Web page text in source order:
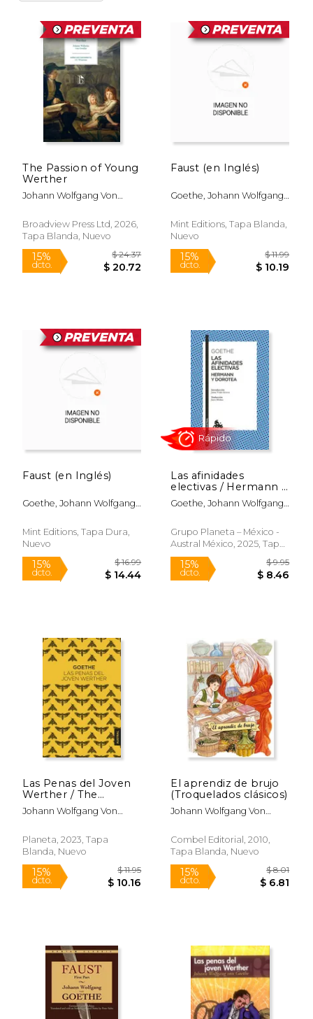
The Passion of Young
Werther
Johann Wolfgang Von
Broadview Press Ltd, 2026,
Tapa Blanda, Nuevo
15% $ 24.37
Faust (en Inglés)
Goethe, Johann Wolfgang
Mint Editions, Tapa Blanda,
Nuevo
15%
dcto.
Faust (en Inglés)
Goethe, Johann Wolfgang
Mint Editions, Tapa Dura,
Nuevo
15%
dcto. $ 14.44
Las afinidades
electivas / Hermann y
Dorotea
Goethe, Johann Wolfgang
Grupo Planeta – México -
Austral México, 2025, Tapa
Blanda, Nuevo
15%
dcto.
Las Penas del Joven
Werther / The
Sorrows of Young
Werther
Johann Wolfgang Von
Planeta, 2023, Tapa
Blanda, Nuevo
El aprendiz de brujo
(Troquelados clásicos)
Johann Wolfgang Von
Combel Editorial, 2010,
Tapa Blanda, Nuevo